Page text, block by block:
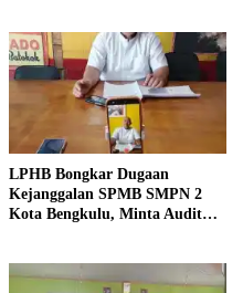
LPHB Bongkar Dugaan
Kejanggalan SPMB SMPN 2
Kota Bengkulu, Minta Audit